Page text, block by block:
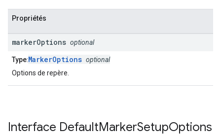
Propriétés
markerOptions optional
Type:MarkerOptions optional
Options de repère.
Interface DefaultMarkerSetupOptions